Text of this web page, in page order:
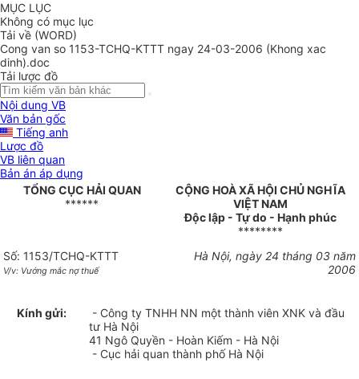
MỤC LỤC
Không có mục lục
Tải về (WORD)
Cong van so 1153-TCHQ-KTTT ngay 24-03-2006 (Khong xac
dinh).doc
Tải lược đồ
Nội dung VB
Văn bản gốc
Tiếng anh
Lược đồ
VB liên quan
Bản án áp dụng
TỔNG CỤC HẢI QUAN
******
CỘNG HOÀ XÃ HỘI CHỦ NGHĨA
VIỆT NAM
Độc lập - Tự do - Hạnh phúc
********
Số: 1153/TCHQ-KTTT
V/v: Vướng mắc nợ thuế
Hà Nội, ngày 24 tháng 03 năm
2006
Kính gửi:
- Công ty TNHH NN một thành viên XNK và đầu
tư Hà Nội
41 Ngô Quyền - Hoàn Kiếm - Hà Nội
- Cục hải quan thành phố Hà Nội